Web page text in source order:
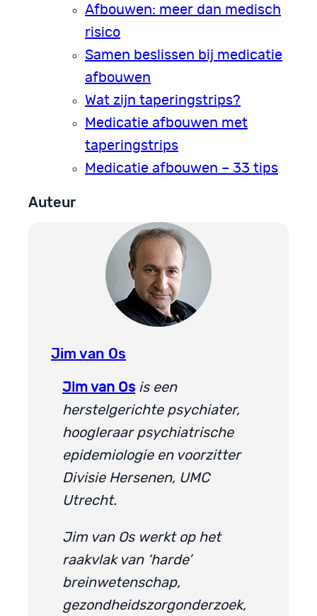
Afbouwen: meer dan medisch
risico
Samen beslissen bij medicatie
afbouwen
Wat zijn taperingstrips?
Medicatie afbouwen met
taperingstrips
Medicatie afbouwen – 33 tips
Auteur
Jim van Os
Jim van Os is een
herstelgerichte psychiater,
hoogleraar psychiatrische
epidemiologie en voorzitter
Divisie Hersenen, UMC
Utrecht.
Jim van Os werkt op het
raakvlak van ‘harde’
breinwetenschap,
gezondheidszorgonderzoek,